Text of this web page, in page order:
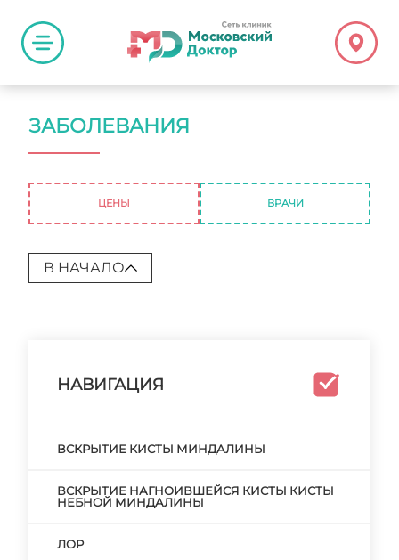
ЗАБОЛЕВАНИЯ
ЦЕНЫ ВРАЧИ
В НАЧАЛО
НАВИГАЦИЯ
ВСКРЫТИЕ КИСТЫ МИНДАЛИНЫ
ВСКРЫТИЕ НАГНОИВШЕЙСЯ КИСТЫ КИСТЫ
НЕБНОЙ МИНДАЛИНЫ
ЛОР